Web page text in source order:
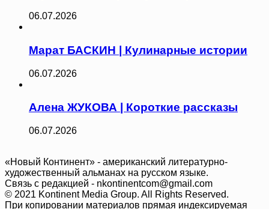
06.07.2026
Марат БАСКИН | Кулинарные истории
06.07.2026
Алена ЖУКОВА | Короткие рассказы
06.07.2026
«Новый Континент» - американский литературно-
художественный альманах на русском языке.
Связь с редакцией - nkontinentcom@gmail.com
© 2021 Kontinent Media Group. All Rights Reserved.
При копировании материалов прямая индексируемая